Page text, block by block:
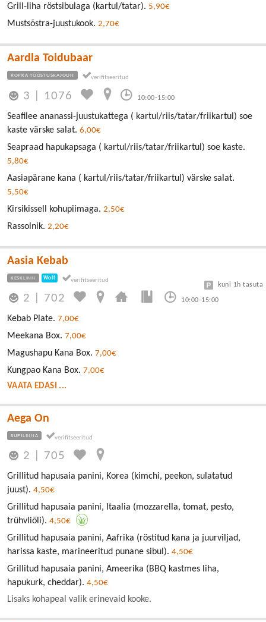
Grill-liha röstsibulaga (kartul/tatar). 5,90€
Mustsõstra-juustukook. 2,70€
Aardla Toidubaar
ROPKA TÖÖSTUSRAJOON
3 1076 10:00-15:00
Seafilee ananassi-juustukattega ( kartul/riis/tatar/friikartul) soe
kaste värske salat. 6,00€
Seapraad hapukapsaga ( kartul/riis/tatar/friikartul) soe kaste.
5,80€
Aasiapärane kana ( kartul/riis/tatar/friikartul) värske salat.
5,50€
Kirsikissell kohupiimaga. 2,50€
Rassolnik. 2,20€
Aasia Kebab
KESKLINN Wolt
2 702 10:00-15:00
kuni 1h tasuta
Kebab Plate. 7,00€
Meekana Box. 7,00€
Magushapu Kana Box. 7,00€
Kungpao Kana Box. 7,00€
VAATA EDASI ...
Aega On
SUPILINNA
2 705
Grillitud hapusaia panini, Korea (kimchi, peekon, sulatatud
juust). 4,50€
Grillitud hapusaia panini, Itaalia (mozzarella, tomat, pesto,
trühvliõli). 4,50€
Grillitud hapusaia panini, Aafrika (röstitud kana ja juurviljad,
harissa kaste, marineeritud punane sibul). 4,50€
Grillitud hapusaia panini, Ameerika (BBQ kastmes liha,
hapukurk, cheddar). 4,50€
Lisaks kohapeal valik erinevaid kooke.